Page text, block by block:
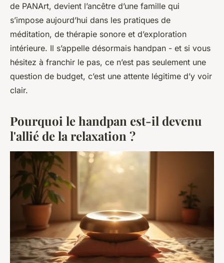
de PANArt, devient l’ancêtre d’une famille qui
s’impose aujourd’hui dans les pratiques de
méditation, de thérapie sonore et d’exploration
intérieure. Il s’appelle désormais handpan - et si vous
hésitez à franchir le pas, ce n’est pas seulement une
question de budget, c’est une attente légitime d’y voir
clair.
Pourquoi le handpan est-il devenu
l'allié de la relaxation ?